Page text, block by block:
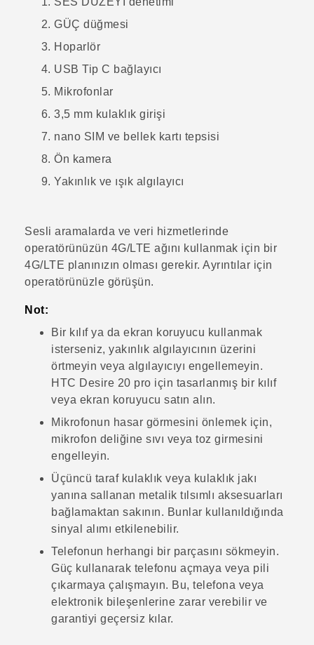
GÜÇ düğmesi
Hoparlör
USB Tip C bağlayıcı
Mikrofonlar
3,5 mm kulaklık girişi
nano SIM ve bellek kartı tepsisi
Ön kamera
Yakınlık ve ışık algılayıcı
Sesli aramalarda ve veri hizmetlerinde
operatörünüzün 4G/LTE ağını kullanmak için bir
4G/LTE planınızın olması gerekir. Ayrıntılar için
operatörünüzle görüşün.
Not:
Bir kılıf ya da ekran koruyucu kullanmak
isterseniz, yakınlık algılayıcının üzerini
örtmeyin veya algılayıcıyı engellemeyin.
HTC Desire 20 pro için tasarlanmış bir kılıf
veya ekran koruyucu satın alın.
Mikrofonun hasar görmesini önlemek için,
mikrofon deliğine sıvı veya toz girmesini
engelleyin.
Üçüncü taraf kulaklık veya kulaklık jakı
yanına sallanan metalik tılsımlı aksesuarları
bağlamaktan sakının. Bunlar kullanıldığında
sinyal alımı etkilenebilir.
Telefonun herhangi bir parçasını sökmeyin.
Güç kullanarak telefonu açmaya veya pili
çıkarmaya çalışmayın. Bu, telefona veya
elektronik bileşenlerine zarar verebilir ve
garantiyi geçersiz kılar.